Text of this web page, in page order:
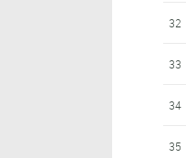
32
33
34
35